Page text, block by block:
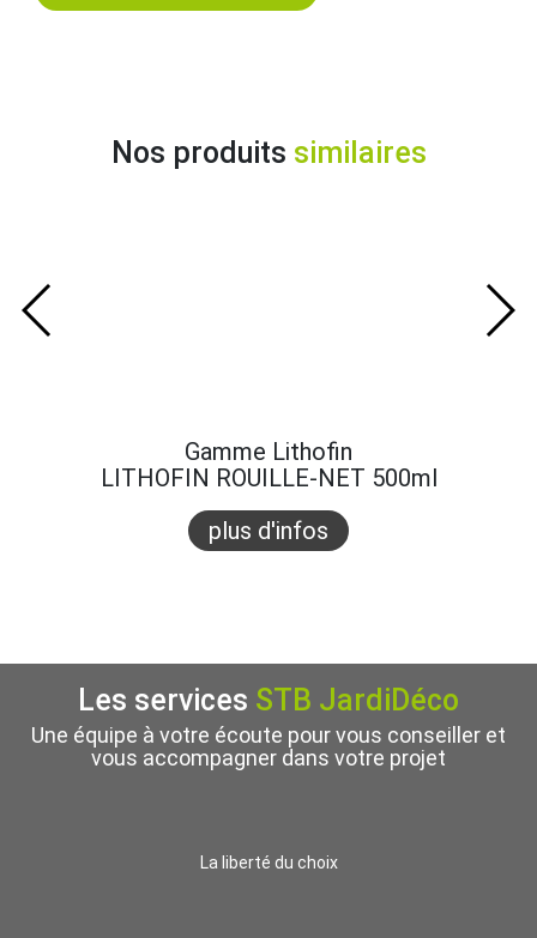
Nos produits similaires
Gamme Lithofin
LITHOFIN ROUILLE-NET 500ml
plus d'infos
Les services STB JardiDéco
Une équipe à votre écoute pour vous conseiller et
vous accompagner dans votre projet
La liberté du choix